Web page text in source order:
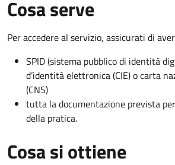
Cosa serve
Per accedere al servizio, assicurati di
SPID (sistema pubblico di identità
d’identità elettronica (CIE) o carta
(CNS)
tutta la documentazione prevista
della pratica.
Cosa si ottiene